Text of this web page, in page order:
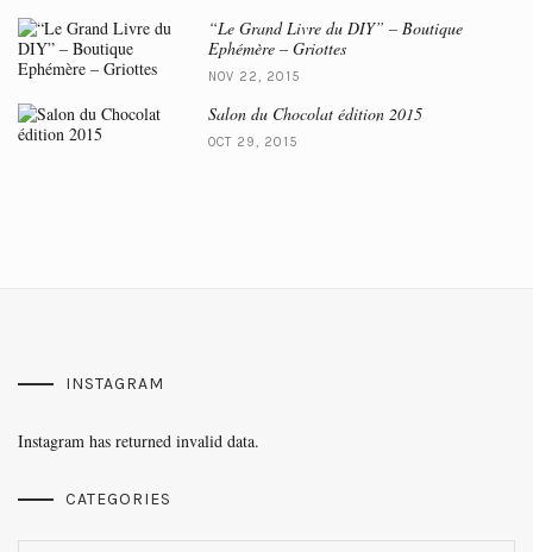
“Le Grand Livre du DIY” – Boutique
Ephémère – Griottes
NOV 22, 2015
Salon du Chocolat édition 2015
OCT 29, 2015
INSTAGRAM
Instagram has returned invalid data.
CATEGORIES